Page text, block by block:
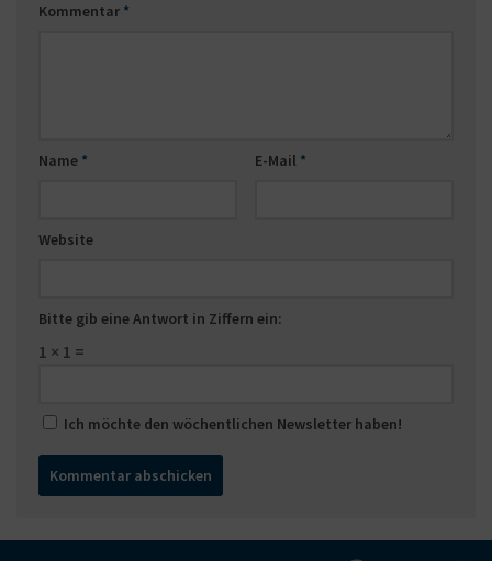
Kommentar *
Name * E-Mail *
Website
Bitte gib eine Antwort in Ziffern ein:
1 × 1 =
Ich möchte den wöchentlichen Newsletter haben!